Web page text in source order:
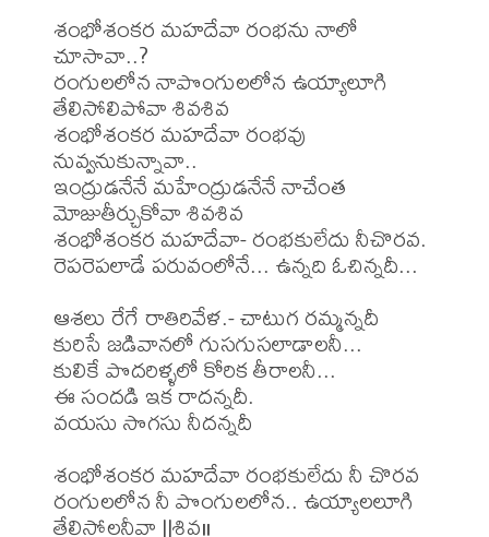
శంభోశంకర మహదేవా రంభను నాలో
చూసావా..?
రంగులలోన నాపొంగులలోన ఉయ్యాలూగి
తేలిసోలిపోవా శివశివ
శంభోశంకర మహదేవా రంభవు
నువ్వనుకున్నావా..
ఇంద్రుడనేనే మహేంద్రుడనేనే నాచేంత
మోజుతీర్చుకోవా శివశివ
శంభోశంకర మహదేవా- రంభకులేదు నీచొరవ.
రెపరెపలాడే పరువంలోనే... ఉన్నది ఓచిన్నదీ...
ఆశలు రేగే రాతిరివేళ.- చాటుగ రమ్మన్నదీ
కురిసే జడివానలో గుసగుసలాడాలనీ...
కులికే పొదరిళ్ళలో కోరిక తీరాలనీ...
ఈ సందడి ఇక రాదన్నదీ.
వయసు సొగసు నీదన్నదీ
శంభోశంకర మహదేవా రంభకులేదు నీ చొరవ
రంగులలోన నీ పొంగులలోన.. ఉయ్యాలలూగి
తేలిసోలనీవా ||శివ॥